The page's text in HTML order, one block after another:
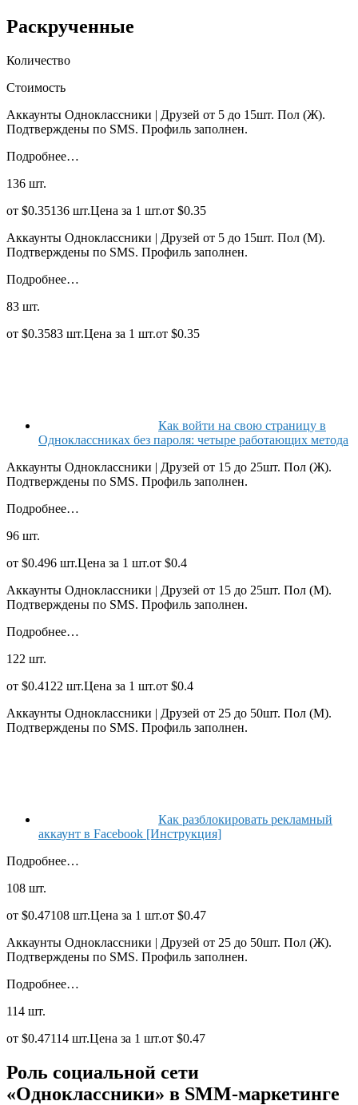
Раскрученные
Количество
Стоимость
Аккаунты Одноклассники | Друзей от 5 до 15шт. Пол (Ж).
Подтверждены по SMS. Профиль заполнен.
Подробнее…
136 шт.
от $0.35136 шт.Цена за 1 шт.от $0.35
Аккаунты Одноклассники | Друзей от 5 до 15шт. Пол (М).
Подтверждены по SMS. Профиль заполнен.
Подробнее…
83 шт.
от $0.3583 шт.Цена за 1 шт.от $0.35
Как войти на свою страницу в
Одноклассниках без пароля: четыре работающих метода
Аккаунты Одноклассники | Друзей от 15 до 25шт. Пол (Ж).
Подтверждены по SMS. Профиль заполнен.
Подробнее…
96 шт.
от $0.496 шт.Цена за 1 шт.от $0.4
Аккаунты Одноклассники | Друзей от 15 до 25шт. Пол (М).
Подтверждены по SMS. Профиль заполнен.
Подробнее…
122 шт.
от $0.4122 шт.Цена за 1 шт.от $0.4
Аккаунты Одноклассники | Друзей от 25 до 50шт. Пол (М).
Подтверждены по SMS. Профиль заполнен.
Как разблокировать рекламный
аккаунт в Facebook [Инструкция]
Подробнее…
108 шт.
от $0.47108 шт.Цена за 1 шт.от $0.47
Аккаунты Одноклассники | Друзей от 25 до 50шт. Пол (Ж).
Подтверждены по SMS. Профиль заполнен.
Подробнее…
114 шт.
от $0.47114 шт.Цена за 1 шт.от $0.47
Роль социальной сети
«Одноклассники» в SMM-маркетинге